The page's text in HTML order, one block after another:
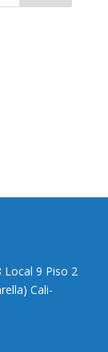
Local 9 Piso 2
Cali-